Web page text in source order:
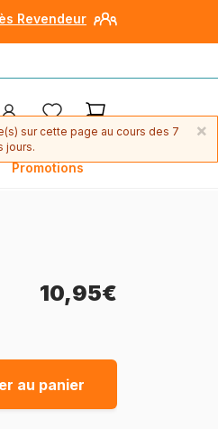
Revendeur
Promotions
10,95€
au panier
×
sur cette page au cours des 7
jours.